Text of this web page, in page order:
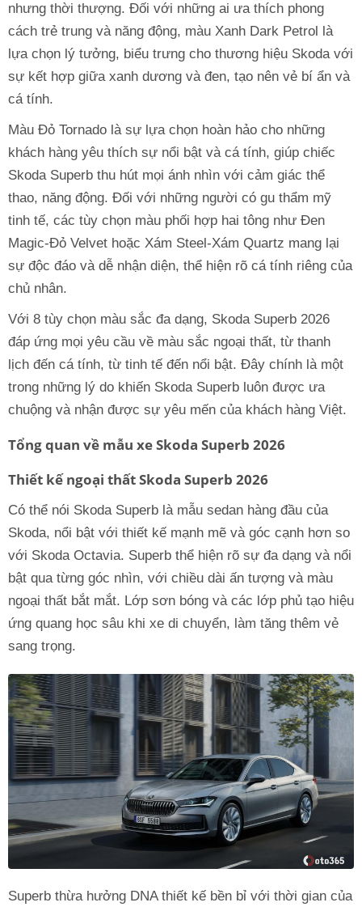
nhưng thời thượng. Đối với những ai ưa thích phong
cách trẻ trung và năng động, màu Xanh Dark Petrol là
lựa chọn lý tưởng, biểu trưng cho thương hiệu Skoda với
sự kết hợp giữa xanh dương và đen, tạo nên vẻ bí ẩn và
cá tính.
Màu Đỏ Tornado là sự lựa chọn hoàn hảo cho những
khách hàng yêu thích sự nổi bật và cá tính, giúp chiếc
Skoda Superb thu hút mọi ánh nhìn với cảm giác thể
thao, năng động. Đối với những người có gu thẩm mỹ
tinh tế, các tùy chọn màu phối hợp hai tông như Đen
Magic-Đỏ Velvet hoặc Xám Steel-Xám Quartz mang lại
sự độc đáo và dễ nhận diện, thể hiện rõ cá tính riêng của
chủ nhân.
Với 8 tùy chọn màu sắc đa dạng, Skoda Superb 2026
đáp ứng mọi yêu cầu về màu sắc ngoại thất, từ thanh
lịch đến cá tính, từ tinh tế đến nổi bật. Đây chính là một
trong những lý do khiến Skoda Superb luôn được ưa
chuộng và nhận được sự yêu mến của khách hàng Việt.
Tổng quan về mẫu xe Skoda Superb 2026
Thiết kế ngoại thất Skoda Superb 2026
Có thể nói Skoda Superb là mẫu sedan hàng đầu của
Skoda, nổi bật với thiết kế mạnh mẽ và góc cạnh hơn so
với Skoda Octavia. Superb thể hiện rõ sự đa dạng và nổi
bật qua từng góc nhìn, với chiều dài ấn tượng và màu
ngoại thất bắt mắt. Lớp sơn bóng và các lớp phủ tạo hiệu
ứng quang học sâu khi xe di chuyển, làm tăng thêm vẻ
sang trọng.
Superb thừa hưởng DNA thiết kế bền bỉ với thời gian của